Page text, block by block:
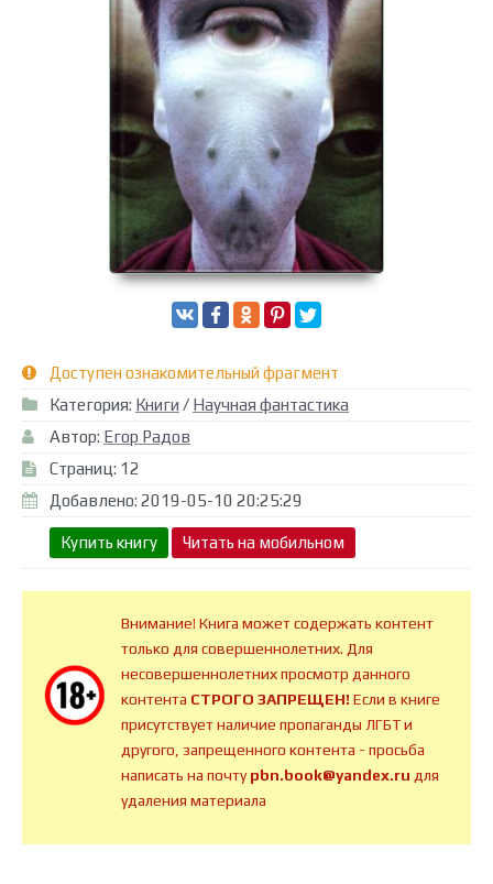
Доступен ознакомительный фрагмент
Категория: Книги / Научная фантастика
Автор: Егор Радов
Страниц: 12
Добавлено: 2019-05-10 20:25:29
Купить книгу Читать на мобильном
Внимание! Книга может содержать контент
только для совершеннолетних. Для
несовершеннолетних просмотр данного
контента СТРОГО ЗАПРЕЩЕН!Если в книге
присутствует наличие пропаганды ЛГБТ и
другого, запрещенного контента - просьба
написать на почтуpbn.book@yandex.ru для
удаления материала